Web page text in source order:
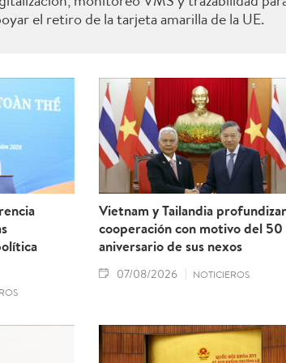
el retiro de la tarjeta amarilla de la UE.
Vietnam y Tailandia
cooperación con motivo del 50
aniversario de sus nexos
07/08/2026 NOTICIEROS